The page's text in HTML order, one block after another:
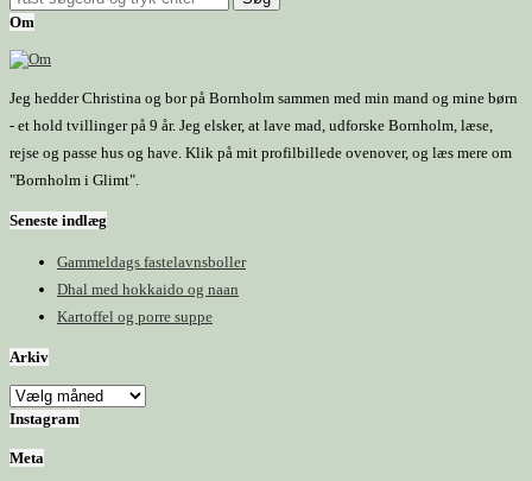
Om
Jeg hedder Christina og bor på Bornholm sammen med min mand og mine børn
- et hold tvillinger på 9 år. Jeg elsker, at lave mad, udforske Bornholm, læse,
rejse og passe hus og have. Klik på mit profilbillede ovenover, og læs mere om
"Bornholm i Glimt".
Seneste indlæg
Gammeldags fastelavnsboller
Dhal med hokkaido og naan
Kartoffel og porre suppe
Arkiv
Arkiv
Instagram
Meta